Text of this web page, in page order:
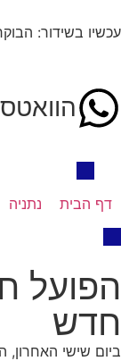
עכשיו בשידור:
דף הבית נתניה
הפועל
חדש
ביום שישי האחרון,